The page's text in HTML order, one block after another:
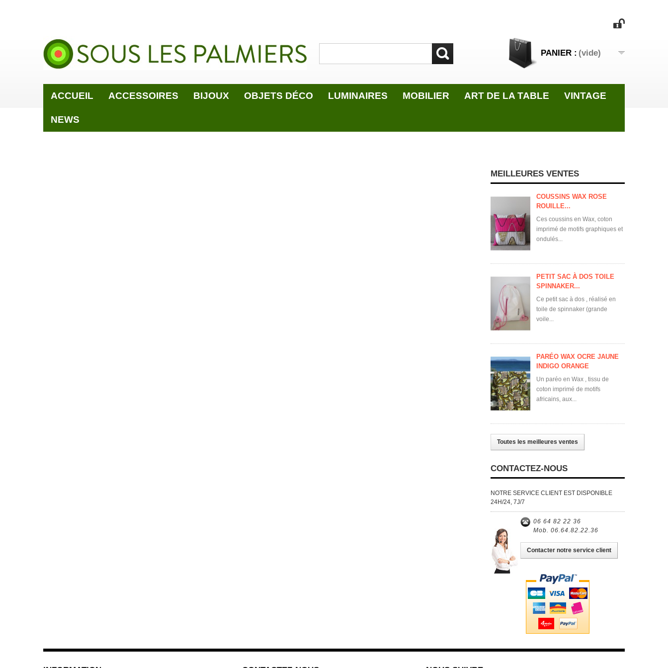
PANIER : (vide)
ACCUEIL ACCESSOIRES BIJOUX OBJETS DÉCO LUMINAIRES MOBILIER ART DE LA TABLE VINTAGE
NEWS
MEILLEURES VENTES
COUSSINS WAX ROSE
ROUILLE...
Ces coussins en Wax, coton
imprimé de motifs graphiques et
ondulés...
PETIT SAC À DOS TOILE
SPINNAKER...
Ce petit sac à dos , réalisé en
toile de spinnaker (grande
voile...
PARÉO WAX OCRE JAUNE
INDIGO ORANGE
Un paréo en Wax , tissu de
coton imprimé de motifs
africains, aux...
Toutes les meilleures ventes
CONTACTEZ-NOUS
NOTRE SERVICE CLIENT EST DISPONIBLE
24H/24, 7J/7
06 64 82 22 36
Mob. 06.64.82.22.36
Contacter notre service client